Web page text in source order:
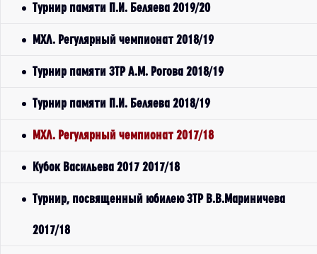
Турнир памяти П.И. Беляева 2019/20
МХЛ. Регулярный чемпионат 2018/19
Турнир памяти ЗТР А.М. Рогова 2018/19
Турнир памяти П.И. Беляева 2018/19
МХЛ. Регулярный чемпионат 2017/18
Кубок Васильева 2017 2017/18
Турнир, посвященный юбилею ЗТР В.В.Мариничева
2017/18